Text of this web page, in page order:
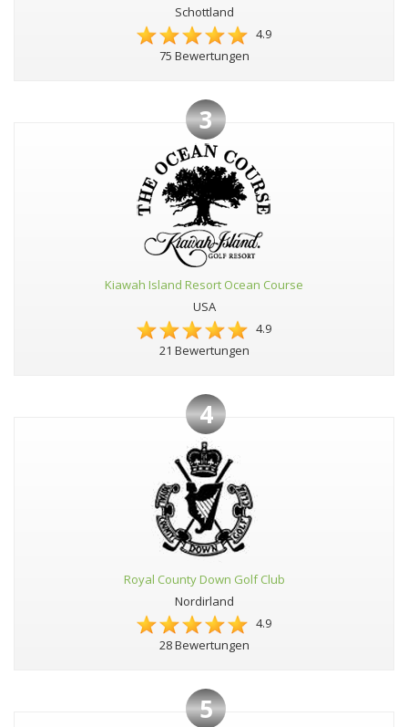
Schottland
4.9
75 Bewertungen
3
Kiawah Island Resort Ocean Course
USA
4.9
21 Bewertungen
4
Royal County Down Golf Club
Nordirland
4.9
28 Bewertungen
5